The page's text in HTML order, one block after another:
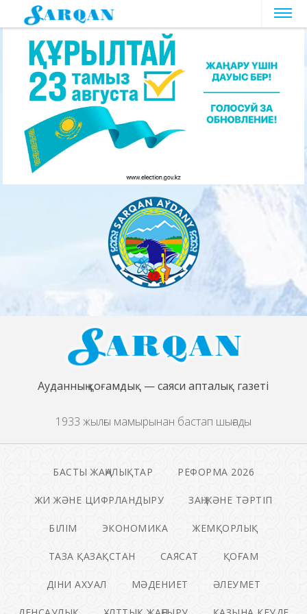
Ауданның қоғамдық — саяси апталық газеті
1933 жылғы мамырынан бастап шығады
БАСТЫ ЖАҢАЛЫҚТАР РЕФОРМА 2026
ЖИ ЖӘНЕ ЦИФРЛАНДЫРУ ЗАҢ ЖӘНЕ ТӘРТІП
БІЛІМ ЭКОНОМИКА ЖЕМҚОРЛЫҚ
ТАЗА ҚАЗАҚСТАН САЯСАТ ҚОҒАМ
ДІНИ АХУАЛ МӘДЕНИЕТ ӘЛЕУМЕТ